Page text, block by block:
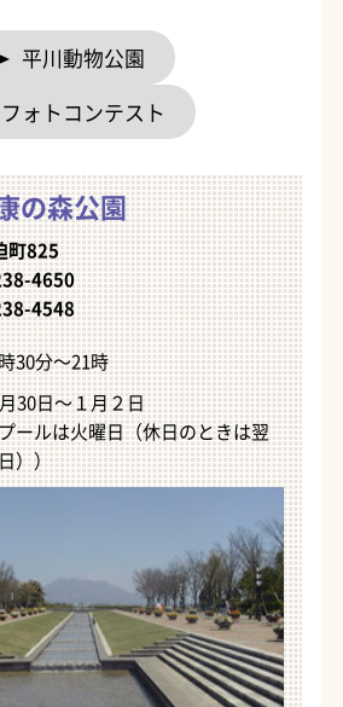
平川動物公園
フォトコンテスト
の森公園
町825
4650
4548
30分～21時
30日～１月２日
ールは火曜日（休日のときは翌
））